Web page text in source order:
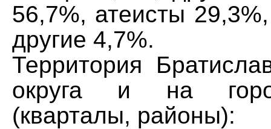
56,7%, атеисты
другие 4,7%.
Территория
округа и на
(кварталы, районы):